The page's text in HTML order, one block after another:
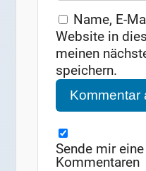
Name, E-
Website in
meinen
speichern.
Sende mir
Kommentaren